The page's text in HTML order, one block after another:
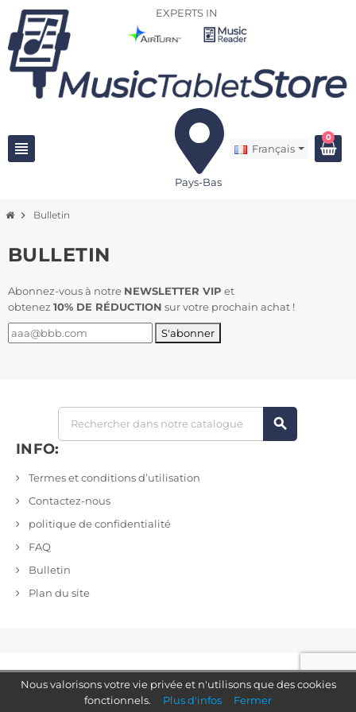
EXPERTS IN
view_headline
Pays-Bas
Français
0
chevron_right Bulletin
BULLETIN
Abonnez-vous à notre NEWSLETTER VIP et
obtenez 10% DE RÉDUCTION sur votre prochain achat !
S'abonner
search
INFO:
Termes et conditions d’utilisation
Contactez-nous
politique de confidentialité
FAQ
Bulletin
Plan du site
Nous valorisons votre vie privée et n'utilisons que des cookies
fonctionnels.
Plus d'infos Fermer